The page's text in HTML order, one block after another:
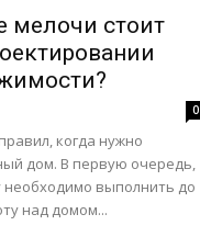
мелочи стоит
0
когда нужно
дом. В первую очередь,
необходимо выполнить до
над домом...